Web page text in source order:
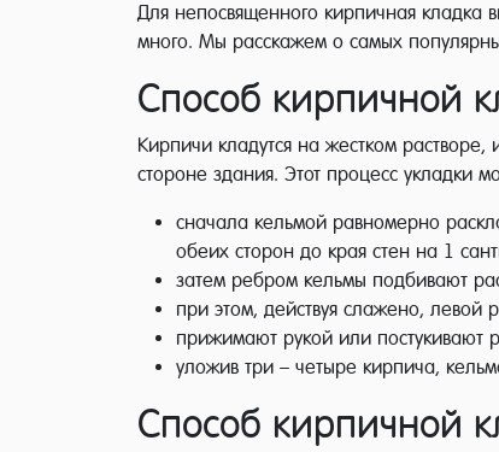
Для непосвященного кирпичная кладка
много. Мы расскажем о самых
Способ кирпичной
Кирпичи кладутся на жестком
стороне здания. Этот процесс укладки
сначала кельмой равномерно
обеих сторон до края стен на 1
затем ребром кельмы подбивают
при этом, действуя слажено, левой
прижимают рукой или постукивают
уложив три – четыре кирпича,
Способ кирпичной